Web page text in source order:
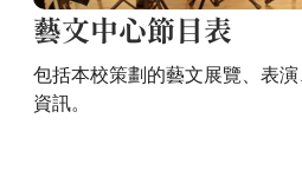
藝文中心節目表
包括本校策劃的藝文展覽、表
資訊。